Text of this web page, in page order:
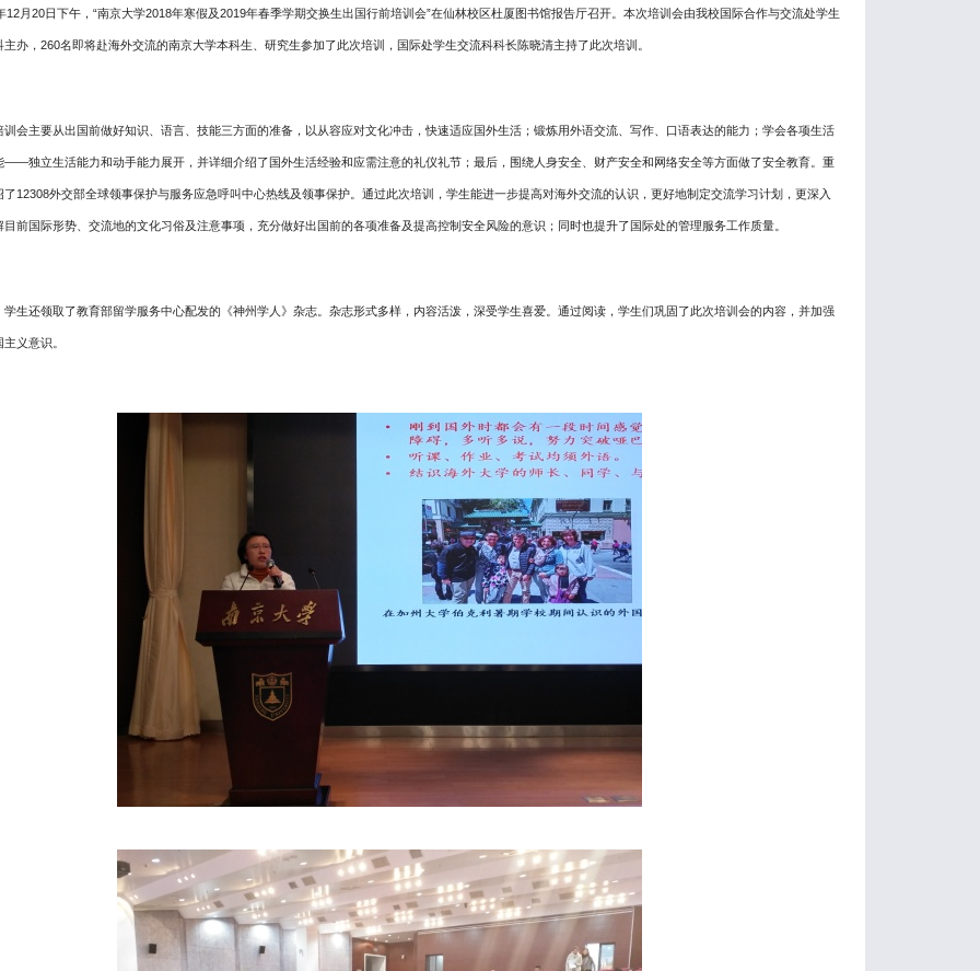
12月20日下午，“南京大学2018年寒假及2019年春季学期交换生出国行前培训会”在仙林校区杜厦图书馆报告厅召开。本次培训会由我校国际合作与交流处学生
办， 260名即将赴海外交流的南京大学本科生、研究生参加了此次培训，国际处学生交流科科长陈晓清主持了此次培训。
训会主要从出国前做好知识、语言、技能三方面的准备，以从容应对文化冲击，快速适应国外生活；锻炼用外语交流、写作、口语表达的能力；学会各项生活
——独立生活能力和动手能力展开，并详细介绍了国外生活经验和应需注意的礼仪礼节；最后，围绕人身安全、财产安全和网络安全等方面做了安全教育。重
了12308外交部全球领事保护与服务应急呼叫中心热线及领事保护。通过此次培训，学生能进一步提高对海外交流的认识，更好地制定交流学习计划，更深入
目前国际形势、交流地的文化习俗及注意事项，充分做好出国前的各项准备及提高控制安全风险的意识；同时也提升了国际处的管理服务工作质量。
学生还领取了教育部留学服务中心配发的《神州学人》杂志。杂志形式多样，内容活泼，深受学生喜爱。通过阅读，学生们巩固了此次培训会的内容，并加强
主义意识。